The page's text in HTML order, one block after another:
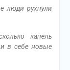
люди рухнули
капель
в себе новые